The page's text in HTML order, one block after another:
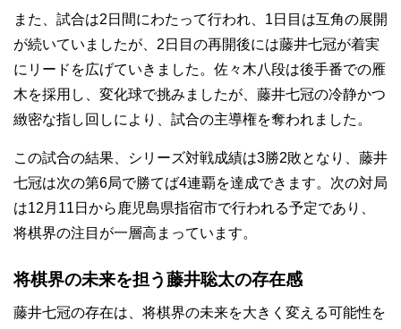
また、試合は2日間にわたって行われ、1日目は互角の展開
が続いていましたが、2日目の再開後には藤井七冠が着実
にリードを広げていきました。佐々木八段は後手番での雁
木を採用し、変化球で挑みましたが、藤井七冠の冷静かつ
緻密な指し回しにより、試合の主導権を奪われました。
この試合の結果、シリーズ対戦成績は3勝2敗となり、藤井
七冠は次の第6局で勝てば4連覇を達成できます。次の対局
は12月11日から鹿児島県指宿市で行われる予定であり、
将棋界の注目が一層高まっています。
将棋界の未来を担う藤井聡太の存在感
藤井七冠の存在は、将棋界の未来を大きく変える可能性を